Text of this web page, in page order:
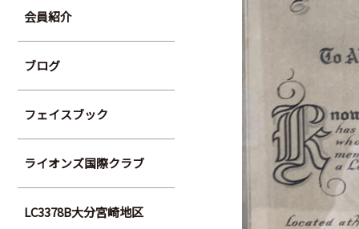
会員紹介
ブログ
フェイスブック
ライオンズ国際クラブ
LC3378B大分宮崎地区